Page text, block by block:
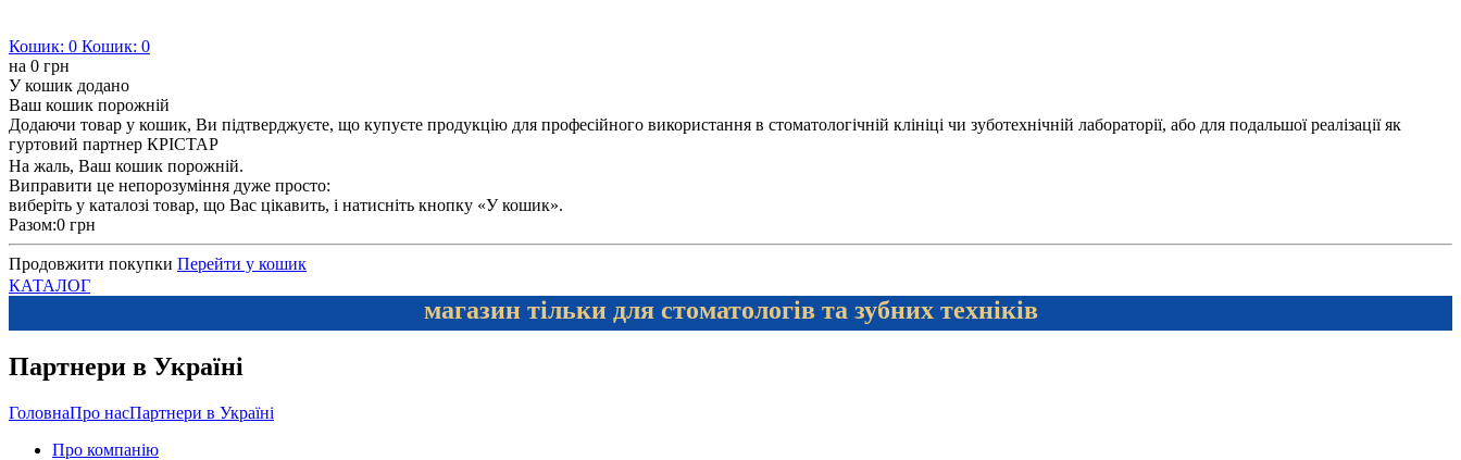
Кошик: 0 Кошик: 0
на 0 грн
У кошик додано
Ваш кошик порожній
Додаючи товар у кошик, Ви підтверджуєте, що купуєте продукцію для професійного використання в стоматологічній клініці чи зуботехнічній лабораторії, або для подальшої реалізації як
гуртовий партнер КРІСТАР
На жаль, Ваш кошик порожній.
Виправити це непорозуміння дуже просто:
виберіть у каталозі товар, що Вас цікавить, і натисніть кнопку «У кошик».
Разом:0 грн
Продовжити покупки Перейти у кошик
КАТАЛОГ
магазин тільки для стоматологів та зубних техніків
Партнери в Україні
ГоловнаПро насПартнери в Україні
Про компанію